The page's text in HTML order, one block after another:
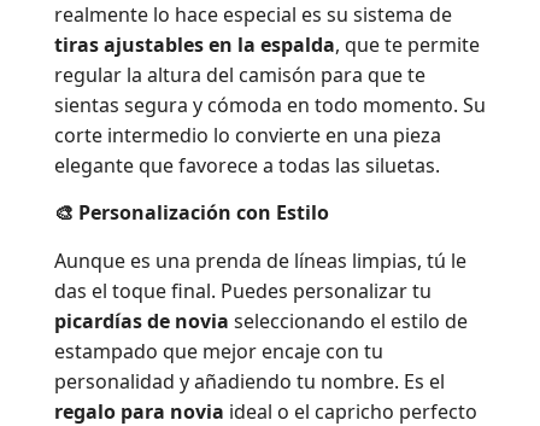
realmente lo hace especial es su sistema de
tiras ajustables en la espalda, que te permite
regular la altura del camisón para que te
sientas segura y cómoda en todo momento. Su
corte intermedio lo convierte en una pieza
elegante que favorece a todas las siluetas.
🎨 Personalización con Estilo
Aunque es una prenda de líneas limpias, tú le
das el toque final. Puedes personalizar tu
picardías de novia seleccionando el estilo de
estampado que mejor encaje con tu
personalidad y añadiendo tu nombre. Es el
regalo para novia ideal o el capricho perfecto